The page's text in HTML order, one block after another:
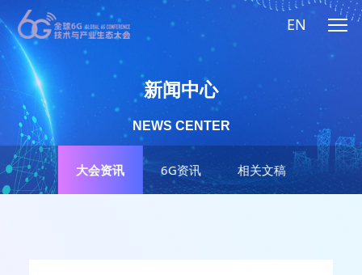
EN
大会资讯 6G资讯 相关文稿
新闻中心
NEWS CENTER